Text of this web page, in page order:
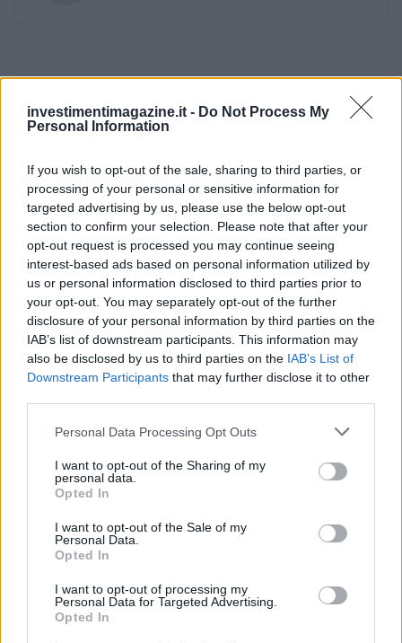
investimentimagazine.it - Do Not Process My
Personal Information
If you wish to opt-out of the sale, sharing to third parties, or
processing of your personal or sensitive information for
targeted advertising by us, please use the below opt-out
section to confirm your selection. Please note that after your
opt-out request is processed you may continue seeing
interest-based ads based on personal information utilized by
us or personal information disclosed to third parties prior to
your opt-out. You may separately opt-out of the further
disclosure of your personal information by third parties on the
IAB’s list of downstream participants. This information may
also be disclosed by us to third parties on the IAB’s List of
Downstream Participants that may further disclose it to other
Please note that this website/app uses one or more Google
not limited to your visit or usage behaviour. You may click to
grant or deny consent to Google and its third-party tags to
use your data for below specified purposes in below Google
consent section.
Personal Data Processing Opt Outs
I want to opt-out of the Sharing of my
personal data.
Opted In
I want to opt-out of the Sale of my
Personal Data.
Opted In
I want to opt-out of processing my
Personal Data for Targeted Advertising.
Opted In
Continua a leggere
NEWS